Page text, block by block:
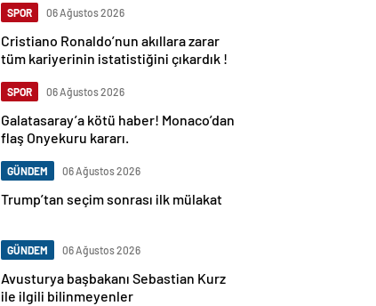
SPOR 06 Ağustos 2026
Cristiano Ronaldo’nun akıllara zarar
tüm kariyerinin istatistiğini çıkardık !
SPOR 06 Ağustos 2026
Galatasaray’a kötü haber! Monaco’dan
flaş Onyekuru kararı.
GÜNDEM 06 Ağustos 2026
Trump’tan seçim sonrası ilk mülakat
GÜNDEM 06 Ağustos 2026
Avusturya başbakanı Sebastian Kurz
ile ilgili bilinmeyenler